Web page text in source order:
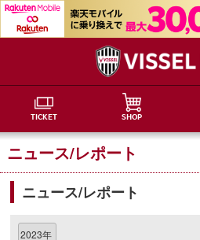
TICKET SHOP
ニュース/レポート
ニュース/レポート